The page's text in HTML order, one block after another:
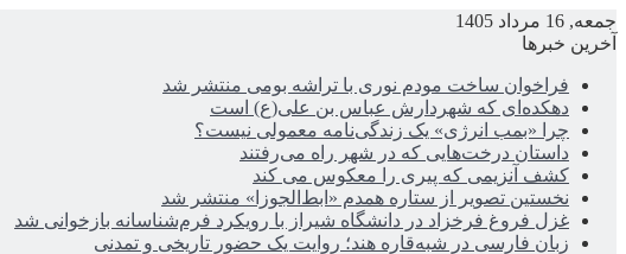
جمعه, 16 مرداد 1405
آخرین خبرها
فراخوان ساخت مودم نوری با تراشه بومی منتشر شد
دهکده‌ای که شهردارش عباس بن علی(ع) است
چرا «بمب انرژی» یک زندگی‌نامه معمولی نیست؟
داستان درخت‌هایی که در شهر راه می‌رفتند
کشف آنزیمی که پیری را معکوس می کند
نخستین تصویر از ستاره همدم «ابط‌الجوزا» منتشر شد
غزل فروغ فرخزاد در دانشگاه شیراز با رویکرد فرم‌شناسانه بازخوانی شد
زبان فارسی در شبه‌قاره هند؛ روایت یک حضور تاریخی و تمدنی